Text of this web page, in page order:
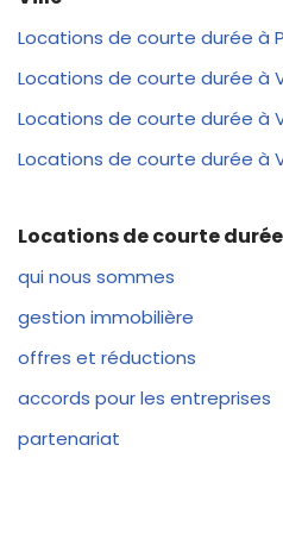
Locations de courte durée à
Locations de courte durée à
Locations de courte durée à
Locations de courte durée à
Locations de courte
qui nous sommes
gestion immobilière
offres et réductions
accords pour les entreprises
partenariat